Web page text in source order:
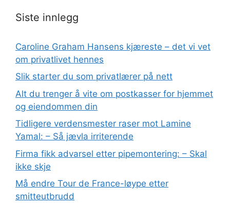
Siste innlegg
Caroline Graham Hansens kjæreste – det vi vet
om privatlivet hennes
Slik starter du som privatlærer på nett
Alt du trenger å vite om postkasser for hjemmet
og eiendommen din
Tidligere verdensmester raser mot Lamine
Yamal: – Så jævla irriterende
Firma fikk advarsel etter pipemontering: – Skal
ikke skje
Må endre Tour de France-løype etter
smitteutbrudd